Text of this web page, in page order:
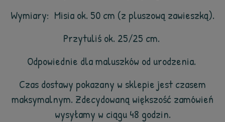
Wymiary: Misia ok. 50 cm (z pluszową zawieszką).
Przytuliś ok. 25/25 cm.
Odpowiednie dla maluszków od urodzenia.
Czas dostawy pokazany w sklepie jest czasem
maksymalnym. Zdecydowaną większość zamówień
wysyłamy w ciągu 48 godzin.